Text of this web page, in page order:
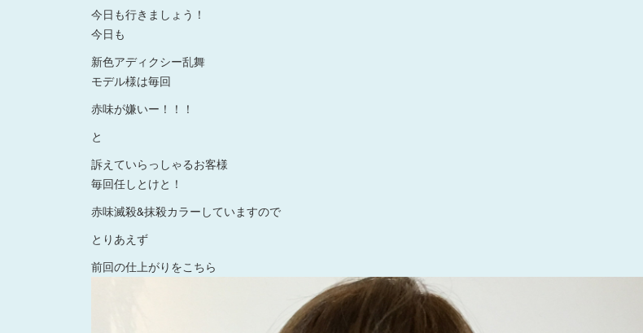
今日も行きましょう！
今日も
新色アディクシー乱舞
モデル様は毎回
赤味が嫌いー！！！
と
訴えていらっしゃるお客様
毎回任しとけと！
赤味滅殺&抹殺カラーしていますので
とりあえず
前回の仕上がりをこちら